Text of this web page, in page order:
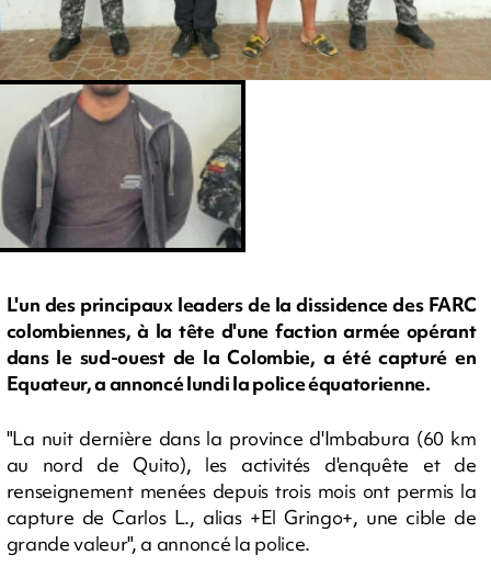
L'un des principaux leaders de la dissidence des FARC
colombiennes, à la tête d'une faction armée opérant
dans le sud-ouest de la Colombie, a été capturé en
Equateur, a annoncé lundi la police équatorienne.
"La nuit dernière dans la province d'Imbabura (60 km
au nord de Quito), les activités d'enquête et de
renseignement menées depuis trois mois ont permis la
capture de Carlos L., alias +El Gringo+, une cible de
grande valeur", a annoncé la police.